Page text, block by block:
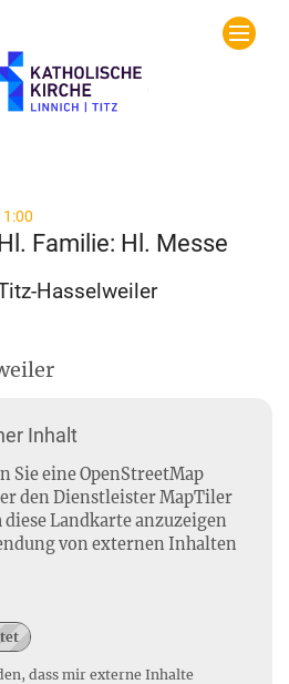
Familie: Hl. Messe
Hasselweiler
Inhalt
Sie eine OpenStreetMap
den Dienstleister MapTiler
Landkarte anzuzeigen
von externen Inhalten
dass mir externe Inhalte